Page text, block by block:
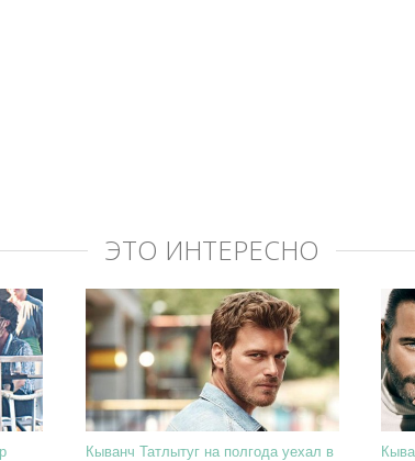
ЭТО ИНТЕРЕСНО
Кыванч Татлытуг на полгода уехал в